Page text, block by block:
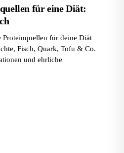
für eine Diät:
Proteinquellen für deine Diät
Fisch, Quark, Tofu & Co.
und ehrliche